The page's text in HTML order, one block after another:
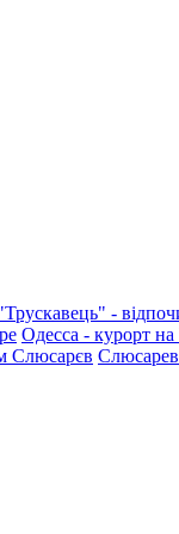
-
Одесса - курорт
Слюсарєв